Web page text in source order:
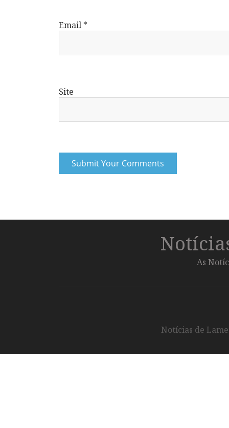
Email *
Site
As
Notícias de